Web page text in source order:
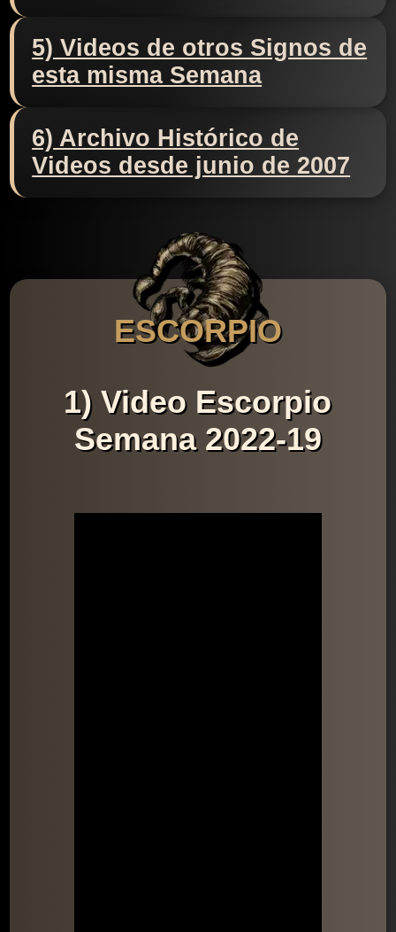
5) Videos de otros Signos de
esta misma Semana
6) Archivo Histórico de
Videos desde junio de 2007
ESCORPIO
1) Video Escorpio
Semana 2022-19